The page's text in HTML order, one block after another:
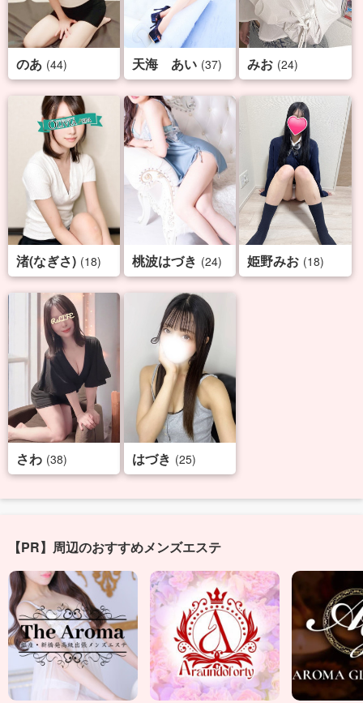
のあ (44) 天海 あい (37) みお (24)
渚(なぎさ) (18) 桃波はづき (24) 姫野みお (18)
さわ (38) はづき (25)
【PR】周辺のおすすめメンズエステ